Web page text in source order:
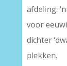
afdeling:
voor
dichter
plekken.